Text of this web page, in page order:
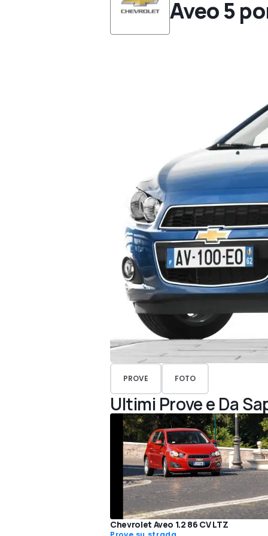
Aveo 5
PROVE FOTO
Ultimi Prove e Da
Chevrolet Aveo 1.2 86 CV LTZ